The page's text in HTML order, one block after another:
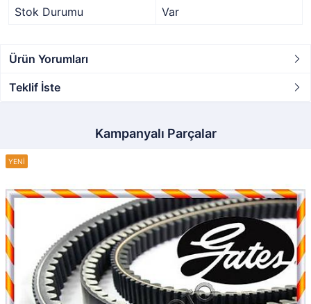
Stok Durumu
Var
Ürün Yorumları
Teklif İste
Kampanyalı Parçalar